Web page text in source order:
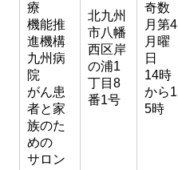
療
機能推
進機構
九州病
院
がん患
者と家
族のた
めの
サロン
北九州
市八幡
西区岸
の浦1
丁目8
番1号
奇数
月第4
月曜
日
14時
から1
5時